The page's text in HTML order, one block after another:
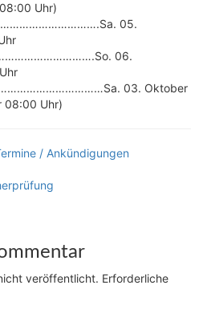
Uhr)
05.
06.
03. Oktober
08:00 Uhr)
/ Ankündigungen
veröffentlicht. Erforderliche